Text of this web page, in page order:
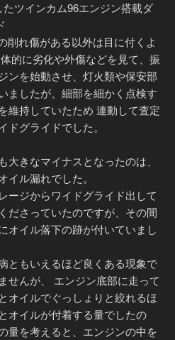
ツインカム96エンジン搭載ダ
削れ傷がある以外は目に付くよ
的に劣化や外傷などを見て、振
ンを始動させ、灯火類や保安部
ましたが、細部を細かく点検す
維持していたため 連動して査定
グライドでした。
きなマイナスとなったのは、
ル漏れでした。
ージからワイドグライド出して
ださっていたのですが、その間
オイル落下の跡が付いていまし
ともいえるほど良くある現象で
せんが、 エンジン底部に走って
オイルでぐっしょりと絞れるほ
オイルが付着する量でしたの
量を考えると、エンジンの中を